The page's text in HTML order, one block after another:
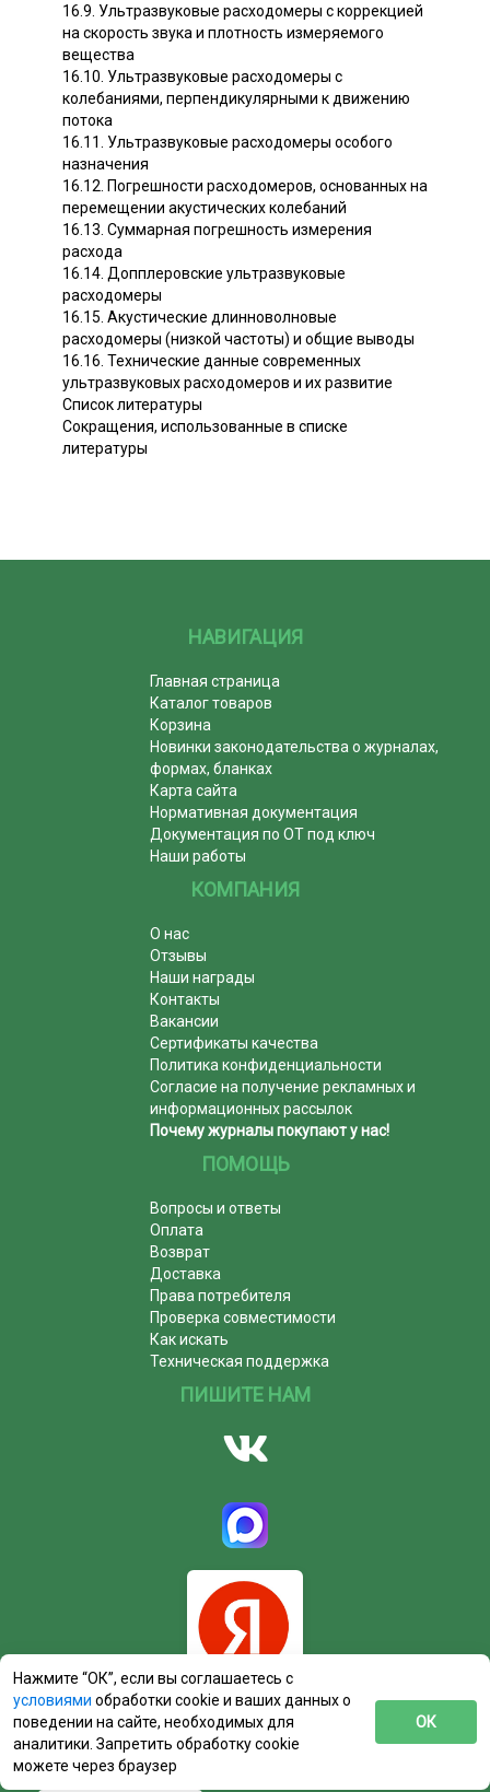
16.9. Ультразвуковые расходомеры с коррекцией
на скорость звука и плотность измеряемого
вещества
16.10. Ультразвуковые расходомеры с
колебаниями, перпендикулярными к движению
потока
16.11. Ультразвуковые расходомеры особого
назначения
16.12. Погрешности расходомеров, основанных на
перемещении акустических колебаний
16.13. Суммарная погрешность измерения
расхода
16.14. Допплеровские ультразвуковые
расходомеры
16.15. Акустические длинноволновые
расходомеры (низкой частоты) и общие выводы
16.16. Технические данные современных
ультразвуковых расходомеров и их развитие
Список литературы
Сокращения, использованные в списке
литературы
НАВИГАЦИЯ
Главная страница
Каталог товаров
Корзина
Новинки законодательства о журналах,
формах, бланках
Карта сайта
Нормативная документация
Документация по ОТ под ключ
Наши работы
КОМПАНИЯ
О нас
Отзывы
Наши награды
Контакты
Вакансии
Сертификаты качества
Политика конфиденциальности
Согласие на получение рекламных и
информационных рассылок
Почему журналы покупают у нас!
ПОМОЩЬ
Вопросы и ответы
Оплата
Возврат
Доставка
Права потребителя
Проверка совместимости
Как искать
Техническая поддержка
ПИШИТЕ НАМ
Нажмите “ОК”, если вы соглашаетесь с
условиями обработки cookie и ваших данных о
поведении на сайте, необходимых для
аналитики. Запретить обработку cookie
можете через браузер
ОК